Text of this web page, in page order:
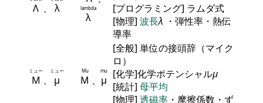
Λ 、 λ
λ
lambda
[プログラミング] ラムダ式
[物理] 波長λ ・弾性率・熱伝
導率
Μ
ミュー
、 μ
ミュー
Μ
Mu
、 μ
mu
[全般] 単位の接頭辞（マイク
ロ）
[化学]化学ポテンシャルμ
[統計] 母平均
[物理] 透磁率 ・摩擦係数・ず